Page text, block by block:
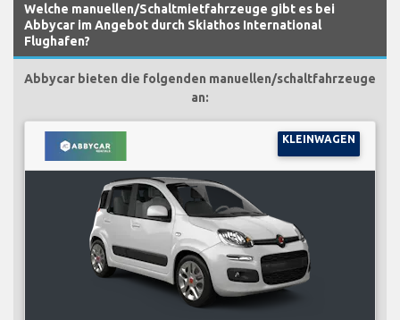
Welche manuellen/Schaltmietfahrzeuge gibt es bei
Abbycar im Angebot durch Skiathos International
Flughafen?
Abbycar bieten die folgenden manuellen/schaltfahrzeuge
an:
KLEINWAGEN